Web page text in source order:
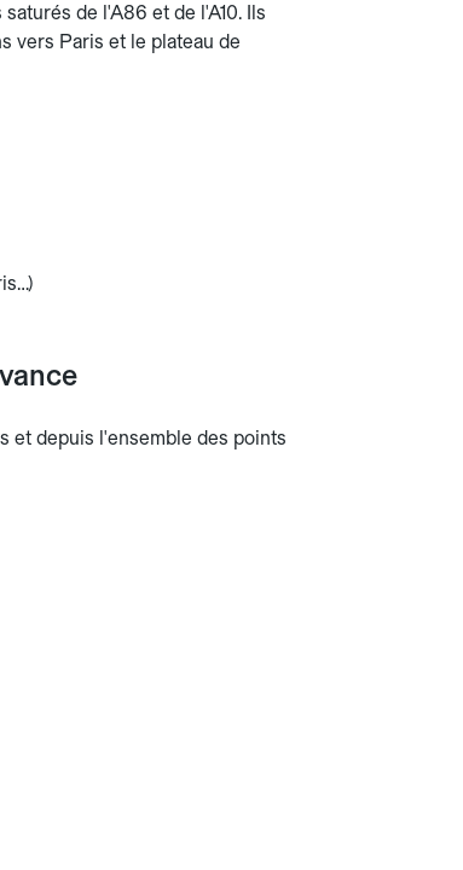
de l'A86 et de l'A10. Ils
vers Paris et le plateau de
et depuis l'ensemble des points